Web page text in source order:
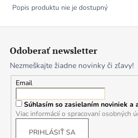
Popis produktu nie je dostupný
Odoberať newsletter
Nezmeškajte žiadne novinky či zľavy!
Email
Súhlasím so zasielaním noviniek a
Viac informácií o spracovaní osobných
PRIHLÁSIŤ SA